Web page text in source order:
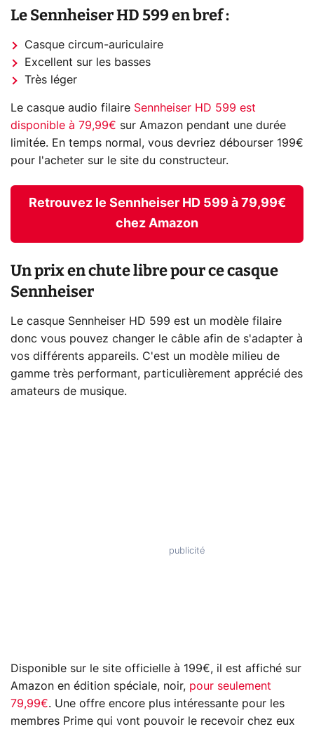
Le Sennheiser HD 599 en bref :
Casque circum-auriculaire
Excellent sur les basses
Très léger
Le casque audio filaire Sennheiser HD 599 est
disponible à 79,99€ sur Amazon pendant une durée
limitée. En temps normal, vous devriez débourser 199€
pour l'acheter sur le site du constructeur.
Retrouvez le Sennheiser HD 599 à 79,99€
chez Amazon
Un prix en chute libre pour ce casque
Sennheiser
Le casque Sennheiser HD 599 est un modèle filaire
donc vous pouvez changer le câble afin de s'adapter à
vos différents appareils. C'est un modèle milieu de
gamme très performant, particulièrement apprécié des
amateurs de musique.
Disponible sur le site officielle à 199€, il est affiché sur
Amazon en édition spéciale, noir, pour seulement
79,99€. Une offre encore plus intéressante pour les
membres Prime qui vont pouvoir le recevoir chez eux